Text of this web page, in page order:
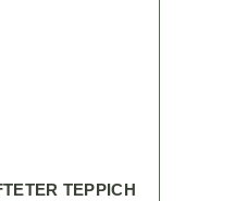
TEPPICH